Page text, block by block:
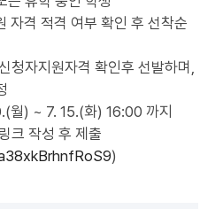
격 적격 여부 확인 후 선착순
청자지원자격 확인후 선발하며,
) ~ 7. 15.(화) 16:00 까지
크 작성 후 제출
)